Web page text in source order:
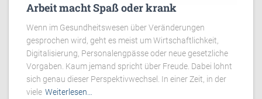
Arbeit macht Spaß oder krank
Wenn im Gesundheitswesen über Veränderungen
gesprochen wird, geht es meist um Wirtschaftlichkeit,
Digitalisierung, Personalengpässe oder neue gesetzliche
Vorgaben. Kaum jemand spricht über Freude. Dabei lohnt
sich genau dieser Perspektivwechsel. In einer Zeit, in der
viele Weiterlesen…